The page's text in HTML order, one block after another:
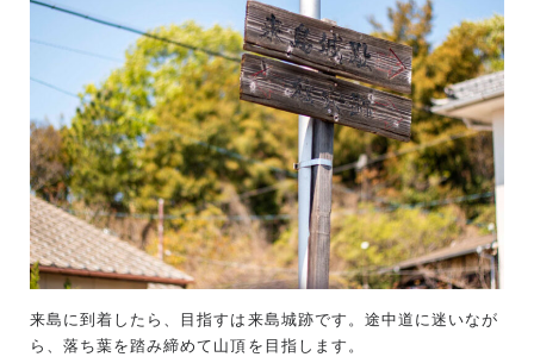
来島に到着したら、目指すは来島城跡です。途中道に迷いなが
ら、落ち葉を踏み締めて山頂を目指します。